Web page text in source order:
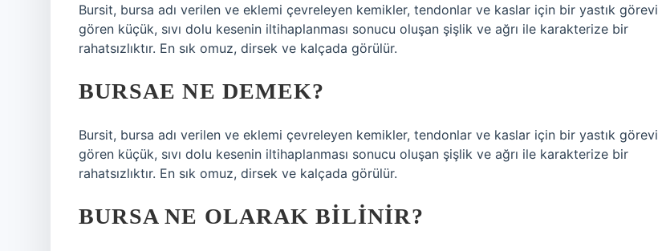
Bursit, bursa adı verilen ve eklemi çevreleyen kemikler, tendonlar ve kaslar için bir yastık görevi
gören küçük, sıvı dolu kesenin iltihaplanması sonucu oluşan şişlik ve ağrı ile karakterize bir
rahatsızlıktır. En sık omuz, dirsek ve kalçada görülür.
BURSAE NE DEMEK?
Bursit, bursa adı verilen ve eklemi çevreleyen kemikler, tendonlar ve kaslar için bir yastık görevi
gören küçük, sıvı dolu kesenin iltihaplanması sonucu oluşan şişlik ve ağrı ile karakterize bir
rahatsızlıktır. En sık omuz, dirsek ve kalçada görülür.
BURSA NE OLARAK BILINIR?